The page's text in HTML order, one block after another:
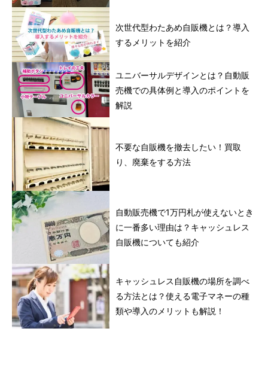
次世代型わたあめ自販機とは？導入
するメリットを紹介
ユニバーサルデザインとは？自動販
売機での具体例と導入のポイントを
解説
不要な自販機を撤去したい！買取
り、廃棄をする方法
自動販売機で1万円札が使えないとき
に一番多い理由は？キャッシュレス
自販機についても紹介
キャッシュレス自販機の場所を調べ
る方法とは？使える電子マネーの種
類や導入のメリットも解説！